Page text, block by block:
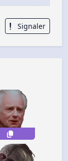
Signaler